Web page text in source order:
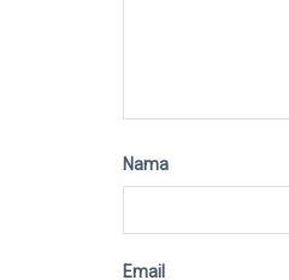
Nama
Email